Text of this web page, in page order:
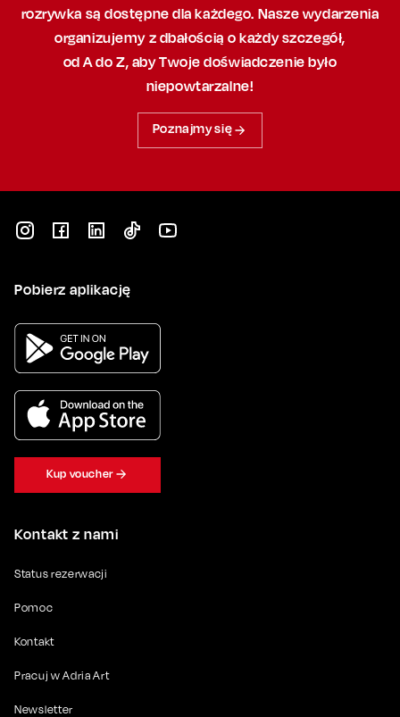
rozrywka są dostępne dla każdego. Nasze wydarzenia
organizujemy z dbałością o każdy szczegół,
od A do Z, abyTwoje doświadczenie było
niepowtarzalne!
Poznajmy się
Kontakt z nami
Status rezerwacji
Pomoc
Kontakt
Pracuj w Adria Art
Newsletter
Pobierz aplikację
Kup voucher